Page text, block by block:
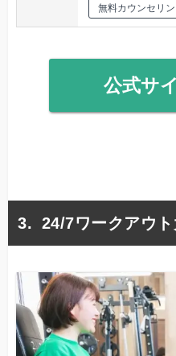
無料カウンセリ
公式サ
24/7ワークアウ